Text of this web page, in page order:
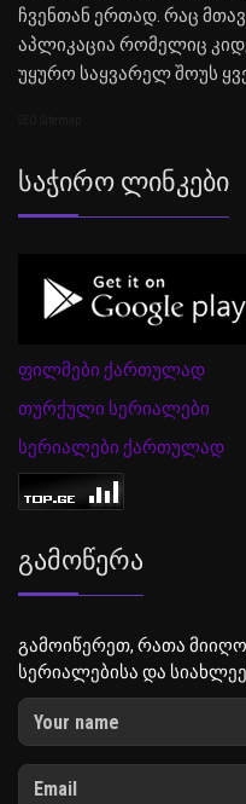
ჩვენთან ერთად. რაც
აპლიკაცია რომელიც
უყურო საყვარელ შოუს
Საჭირო Ლინკები
ფილმები ქართულად
თურქული სერიალები
სერიალები ქართულად
Გამოწერა
გამოიწერეთ, რათა
სერიალებისა და